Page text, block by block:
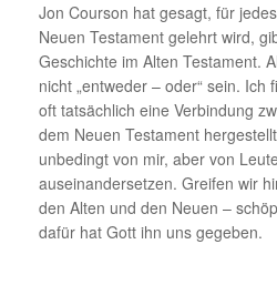
Jon Courson hat gesagt, für
Neuen Testament gelehrt wird,
Geschichte im Alten Testament.
nicht „entweder – oder“ sein. Ich
oft tatsächlich eine Verbindung
dem Neuen Testament
unbedingt von mir, aber von
auseinandersetzen. Greifen wir
den Alten und den Neuen –
dafür hat Gott ihn uns gegeben.